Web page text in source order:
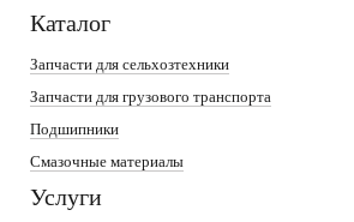
Каталог
Запчасти для сельхозтехники
Запчасти для грузового транспорта
Подшипники
Смазочные материалы
Услуги